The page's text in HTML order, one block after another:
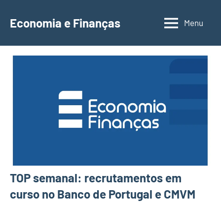
para
conteúdo
Economia e Finanças
Depósitos
Menu
TOP semanal: recrutamentos em
curso no Banco de Portugal e CMVM